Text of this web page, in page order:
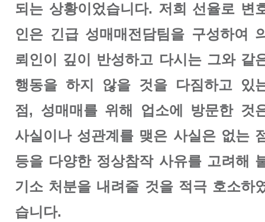
되는 상황이었습니다. 저희 선율로 변
인은 긴급 성매매전담팀을 구성하여
뢰인이 깊이 반성하고 다시는 그와 같
행동을 하지 않을 것을 다짐하고 있
점, 성매매를 위해 업소에 방문한 것
사실이나 성관계를 맺은 사실은 없는
등을 다양한 정상참작 사유를 고려해
기소 처분을 내려줄 것을 적극 호소하
습니다.